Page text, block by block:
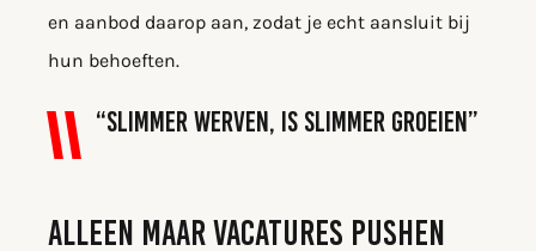
en aanbod daarop aan, zodat je echt aansluit bij
hun behoeften.
“Slimmer werven, is slimmer groeien”
ALLEEN MAAR VACATURES PUSHEN